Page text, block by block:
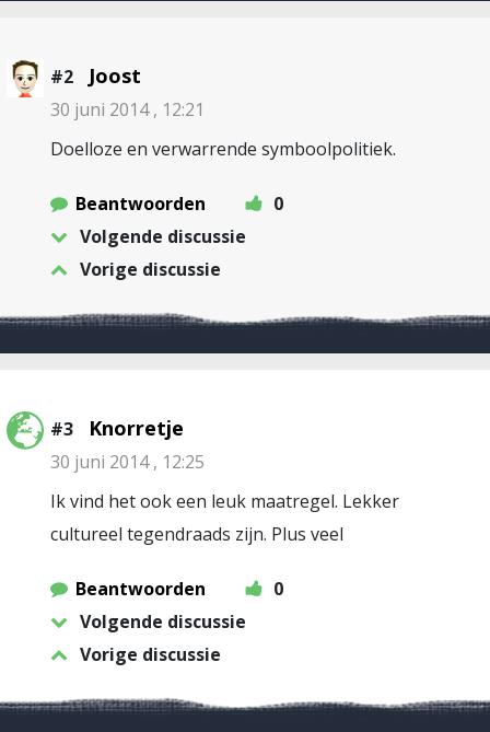
#2 Joost
30 juni 2014 , 12:21
Doelloze en verwarrende symboolpolitiek.
Beantwoorden
0
Volgende discussie
Vorige discussie
#3 Knorretje
30 juni 2014 , 12:25
Ik vind het ook een leuk maatregel. Lekker
cultureel tegendraads zijn. Plus veel
Beantwoorden
0
Volgende discussie
Vorige discussie